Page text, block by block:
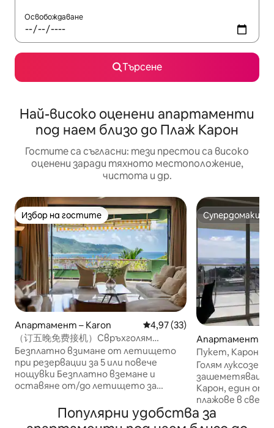
Освобождаване
Търсене
Най-високо оценени апартаменти
под наем близо до Плаж Карон
Гостите са съгласни: тези престои са високо
оценени заради тяхното местоположение,
чистота и др.
Избор на гостите
Избор на гостите
Апартамент – Karon Средна оценка: 4,97 от 5,
4,97 (33)
（订五晚免费接机）Свръхголям
апартамент с 2 спални и изглед към
морето в Ката, 207 кв. м
Безплатно взимане от летището
при резервации за 5 или повече
нощувки Безплатно вземане и
оставяне от/до летището за
Апартаментите Aspasia Boutique се
намират на плажа Ката, Пукет, само
Супердомакин
Супердомакин
Апартамент –
Пукет, Карон,
плажа.
Голям луксозен
зашеметяваща
Карон, един от
плажове в
намира високо
само няколко
Популярни удобства за